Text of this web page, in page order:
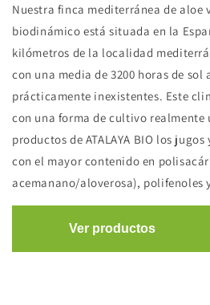
Nuestra finca mediterránea de aloe
biodinámico está situada en la
kilómetros de la localidad
con una media de 3200 horas de sol
prácticamente inexistentes. Este
con una forma de cultivo realmente
productos de ATALAYA BIO los
con el mayor contenido en
acemanano/aloverosa),